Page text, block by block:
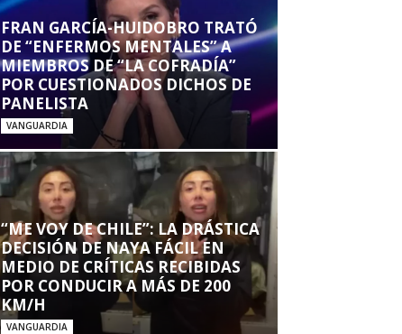
FRAN GARCÍA-HUIDOBRO TRATÓ
DE “ENFERMOS MENTALES” A
MIEMBROS DE “LA COFRADÍA”
POR CUESTIONADOS DICHOS DE
PANELISTA
VANGUARDIA
“ME VOY DE CHILE”: LA DRÁSTICA
DECISIÓN DE NAYA FÁCIL EN
MEDIO DE CRÍTICAS RECIBIDAS
POR CONDUCIR A MÁS DE 200
KM/H
VANGUARDIA